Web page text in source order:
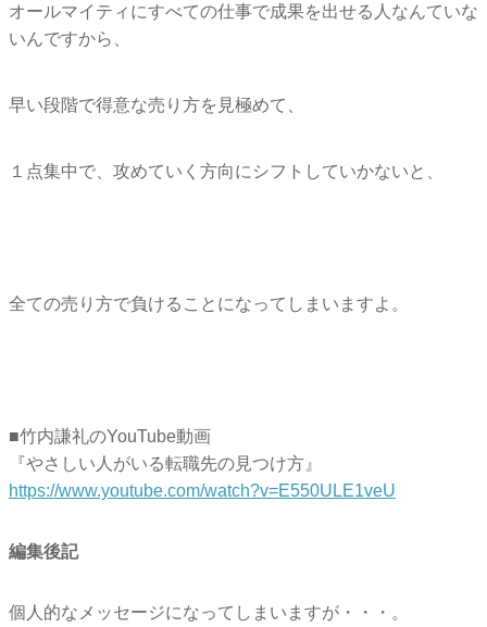
オールマイティにすべての仕事で成果を出せる人なんていな
いんですから、
早い段階で得意な売り方を見極めて、
１点集中で、攻めていく方向にシフトしていかないと、
全ての売り方で負けることになってしまいますよ。
■竹内謙礼のYouTube動画
『やさしい人がいる転職先の見つけ方』
https://www.youtube.com/watch?v=E550ULE1veU
編集後記
個人的なメッセージになってしまいますが・・・。